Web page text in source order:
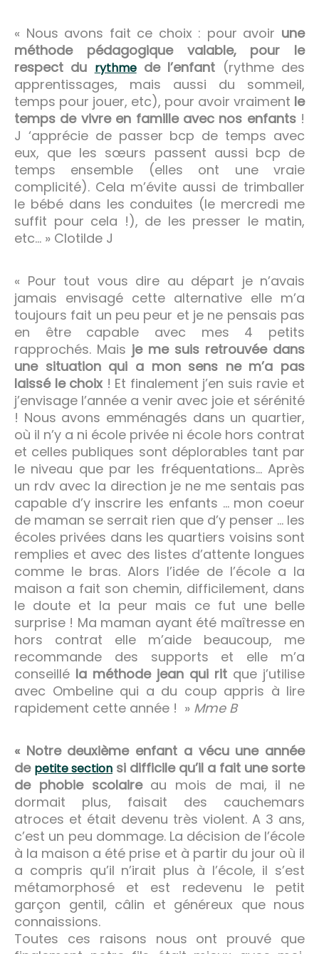
« Nous avons fait ce choix : pour avoir une
méthode pédagogique valable, pour le
respect du rythmede l’enfant (rythme des
apprentissages, mais aussi du sommeil,
temps pour jouer, etc), pour avoir vraiment le
temps de vivre en famille avec nos enfants!
J ‘apprécie de passer bcp de temps avec
eux, que les sœurs passent aussi bcp de
temps ensemble (elles ont une vraie
complicité). Cela m’évite aussi de trimballer
le bébé dans les conduites (le mercredi me
suffit pour cela !), de les presser le matin,
etc… » Clotilde J
« Pour tout vous dire au départ je n’avais
jamais envisagé cette alternative elle m’a
toujours fait un peu peur et je ne pensais pas
en être capable avec mes 4 petits
rapprochés. Mais je me suis retrouvée dans
une situation qui a mon sens ne m’a pas
laissé le choix ! Et finalement j’en suis ravie et
j’envisage l’année a venir avec joie et sérénité
! Nous avons emménagés dans un quartier,
où il n’y a ni école privée ni école hors contrat
et celles publiques sont déplorables tant par
le niveau que par les fréquentations… Après
un rdv avec la direction je ne me sentais pas
capable d’y inscrire les enfants … mon coeur
de maman se serrait rien que d’y penser … les
écoles privées dans les quartiers voisins sont
remplies et avec des listes d’attente longues
comme le bras. Alors l’idée de l’école a la
maison a fait son chemin, difficilement, dans
le doute et la peur mais ce fut une belle
surprise ! Ma maman ayant été maîtresse en
hors contrat elle m’aide beaucoup, me
recommande des supports et elle m’a
conseillé la méthode jean qui rit que j’utilise
avec Ombeline qui a du coup appris à lire
rapidement cette année ! » Mme B
« Notre deuxième enfant a vécu une année
de petite section si difficile qu’il a fait une sorte
de phobie scolaireau mois de mai, il ne
dormait plus, faisait des cauchemars
atroces et était devenu très violent. A 3 ans,
c’est un peu dommage. La décision de l’école
à la maison a été prise et à partir du jour où il
a compris qu’il n’irait plus à l’école, il s’est
métamorphosé et est redevenu le petit
garçon gentil, câlin et généreux que nous
connaissions.
Toutes ces raisons nous ont prouvé que